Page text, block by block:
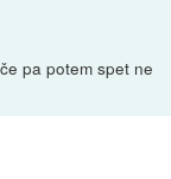
pa potem spet ne